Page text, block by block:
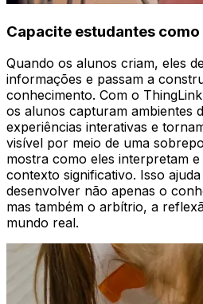
Capacite estudantes
Quando os alunos criam, eles
informações e passam a
conhecimento. Com o
os alunos capturam ambientes
experiências interativas e
visível por meio de uma
mostra como eles interpretam
contexto significativo. Isso
desenvolver não apenas o
mas também o arbítrio, a
mundo real.